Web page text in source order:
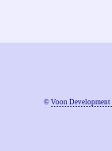
© Voon Development